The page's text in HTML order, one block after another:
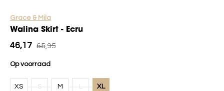
Grace & Mila
Walina Skirt - Ecru
46,17 65,95
Op voorraad
XS S M L XL